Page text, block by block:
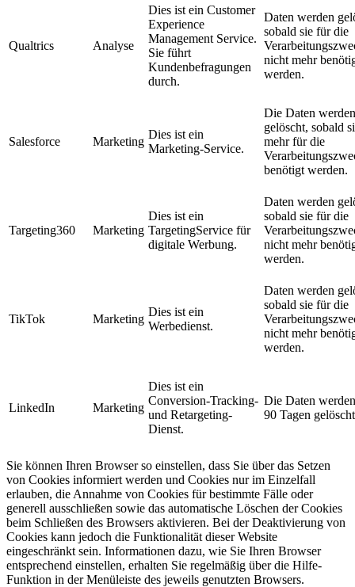
Qualtrics Analyse
Dies ist ein Customer
Experience
Management Service.
Sie führt
Kundenbefragungen
durch.
Daten werden
sobald sie für die
nicht mehr
werden.
Salesforce Marketing
Dies ist ein
Marketing-Service.
Die Daten werden
gelöscht, sobald
mehr für die
benötigt werden.
Targeting360 Marketing
Dies ist ein
TargetingService für
digitale Werbung.
Daten werden
sobald sie für die
nicht mehr
werden.
TikTok Marketing
Dies ist ein
Werbedienst.
Daten werden
sobald sie für die
nicht mehr
werden.
LinkedIn Marketing
Dies ist ein
Conversion-Tracking-
und Retargeting-
Dienst.
Die Daten
90 Tagen
Sie können Ihren Browser so einstellen, dass Sie über das Setzen
von Cookies informiert werden und Cookies nur im Einzelfall
erlauben, die Annahme von Cookies für bestimmte Fälle oder
generell ausschließen sowie das automatische Löschen der Cookies
beim Schließen des Browsers aktivieren. Bei der Deaktivierung von
Cookies kann jedoch die Funktionalität dieser Website
eingeschränkt sein. Informationen dazu, wie Sie Ihren Browser
entsprechend einstellen, erhalten Sie regelmäßig über die Hilfe-
Funktion in der Menüleiste des jeweils genutzten Browsers.